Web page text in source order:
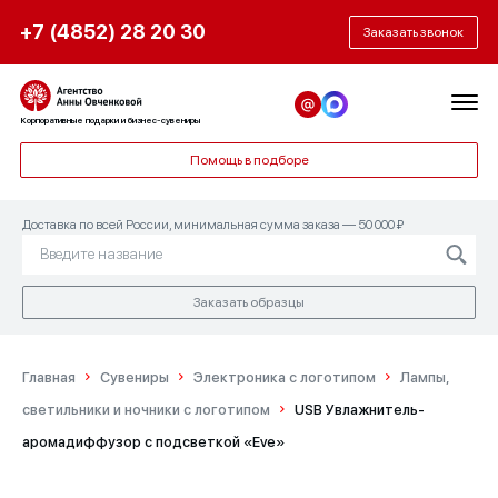
+7 (4852) 28 20 30 Заказать звонок
Корпоративные подарки и бизнес-сувениры
Помощь в подборе
Доставка по всей России, минимальная сумма заказа — 50 000 ₽
Заказать образцы
Главная Сувениры Электроника с логотипом
Лампы,
светильники и ночники с логотипом
USB Увлажнитель-
аромадиффузор с подсветкой «Eve»